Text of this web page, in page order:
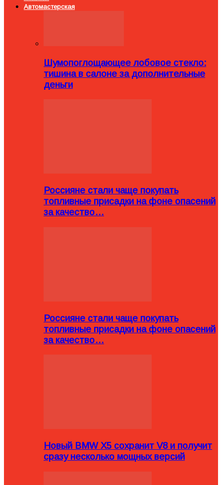
Автомастерская
Шумопоглощающее лобовое стекло:
тишина в салоне за дополнительные
деньги
Россияне стали чаще покупать
топливные присадки на фоне опасений
за качество…
Россияне стали чаще покупать
топливные присадки на фоне опасений
за качество…
Новый BMW X5 сохранит V8 и получит
сразу несколько мощных версий